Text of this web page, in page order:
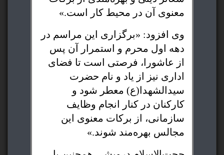
معنوی آن در محیط کار است.»
وی افزود: «برگزاری این مراسم در
دهه اول محرم و استمرار آن پس
از عاشورا، فرصتی است تا فضای
اداری نیز از یاد و نام حضرت
سیدالشهدا(ع) معطر شود و
کارکنان در کنار انجام وظایف
سازمانی، از برکات معنوی این
مجالس بهره‌مند شوند.»